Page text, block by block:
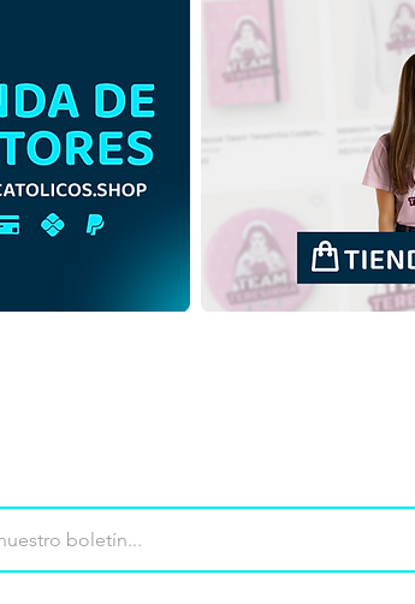
San Juan Pablo II, Papa |
Descarga gratis la
ilustración sin fondo de